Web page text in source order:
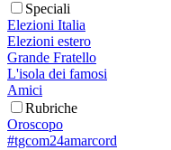
Speciali
Elezioni Italia
Elezioni estero
Grande Fratello
L'isola dei famosi
Amici
Rubriche
Oroscopo
#tgcom24amarcord